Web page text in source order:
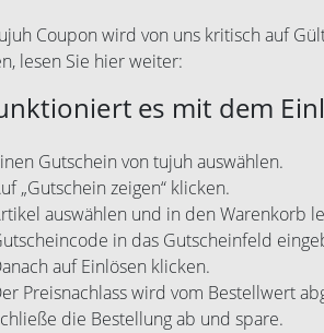
Coupon wird von uns kritisch auf
lesen Sie hier weiter:
es mit dem
Gutschein von tujuh auswählen.
„Gutschein zeigen“ klicken.
auswählen und in den Warenkorb
in das Gutscheinfeld
auf Einlösen klicken.
Preisnachlass wird vom Bestellwert
die Bestellung ab und spare.